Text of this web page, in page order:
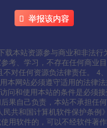
举报该内容
本站资源参与商业和非法
、学习，不存在任何商业
对任何资源负法律责任。 4
本网站必须遵守适用的法律
和使用本站的条件是必须
果自己负责，本站不承担任
共和国计算机软件保护条例
用软件的，可以不经软件著